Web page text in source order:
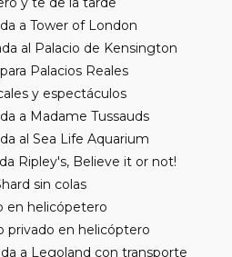
a Tower of London
al Palacio de Kensington
Palacios Reales
y espectáculos
a Madame Tussauds
al Sea Life Aquarium
Ripley's, Believe it or not!
sin colas
en helicópetero
privado en helicóptero
a Legoland con transporte